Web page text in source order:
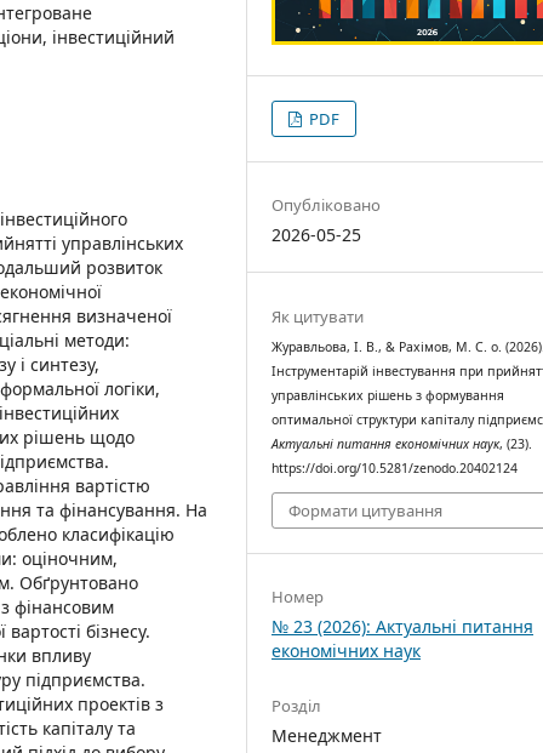
інвестиційний
управлінських
розвиток
визначеної
методи:
і синтезу,
логіки,
рішень щодо
вартістю
та фінансування. На
класифікацію
оціночним,
Обґрунтовано
з фінансовим
бізнесу.
впливу
підприємства.
проектів з
капіталу та
PDF
Опубліковано
2026-05-25
Як цитувати
Журавльова, І. В., & Рахімов, М. С. о.
Інструментарій інвестування при
управлінських рішень з формування
оптимальної структури капіталу
Актуальні питання економічних наук, (23).
https://doi.org/10.5281/zenodo.20402124
Формати цитування
Номер
№ 23 (2026): Актуальні питання
економічних наук
Розділ
Менеджмент